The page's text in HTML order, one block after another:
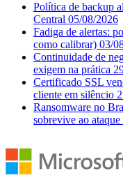
Política de backup
Central 05/08/2026
Fadiga de alertas:
como calibrar) 03/
Continuidade de
exigem na prática
Certificado SSL
cliente em silêncio
Ransomware no
sobrevive ao ataque